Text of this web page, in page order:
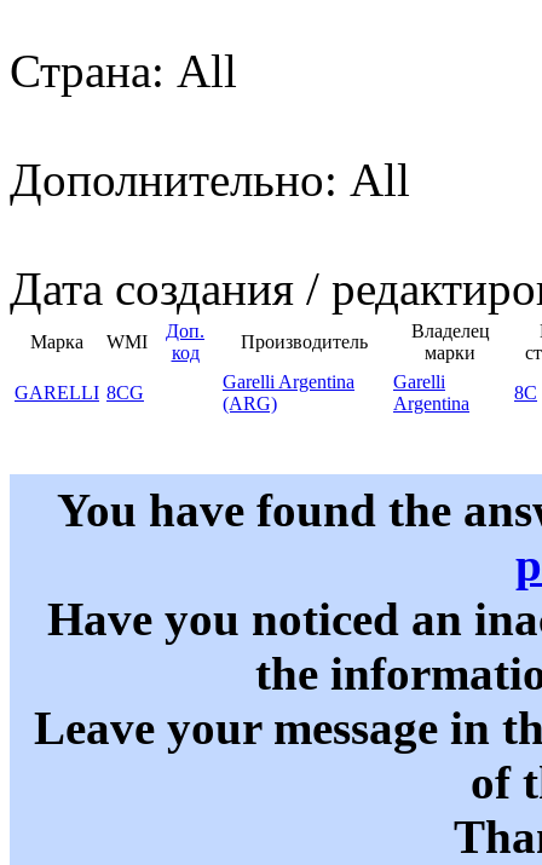
Страна: All
Дополнительно: All
Дата создания /
Марка WMI
Доп.
код
Производитель
Владелец
марки
GARELLI 8CG
Garelli Argentina
(ARG)
Garelli
Argentina
8C
You have found the
Have you noticed an
the
Leave your message in
of